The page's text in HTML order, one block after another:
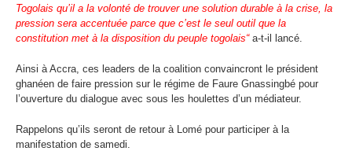
Togolais qu’il a la volonté de trouver une solution durable à la crise, la
pression sera accentuée parce que c’est le seul outil que la
constitution met à la disposition du peuple togolais“ a-t-il lancé.
Ainsi à Accra, ces leaders de la coalition convaincront le président
ghanéen de faire pression sur le régime de Faure Gnassingbé pour
l’ouverture du dialogue avec sous les houlettes d’un médiateur.
Rappelons qu’ils seront de retour à Lomé pour participer à la
manifestation de samedi.